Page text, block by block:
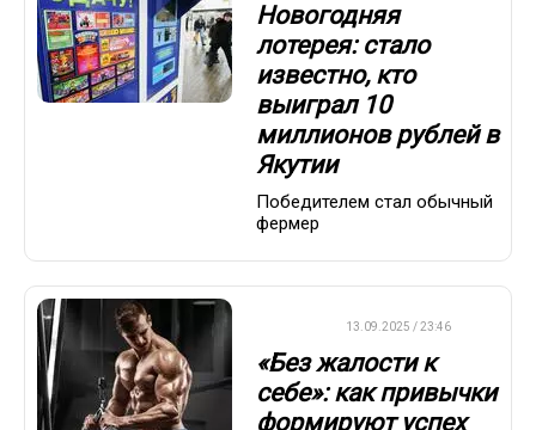
Новогодняя
лотерея: стало
известно, кто
выиграл 10
миллионов рублей в
Якутии
Победителем стал обычный
фермер
13.09.2025 / 23:46
«Без жалости к
себе»: как привычки
формируют успех